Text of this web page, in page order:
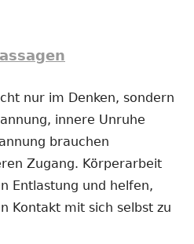
nur im Denken, sondern
innere Unruhe
brauchen
Zugang. Körperarbeit
Entlastung und helfen,
Kontakt mit sich selbst zu